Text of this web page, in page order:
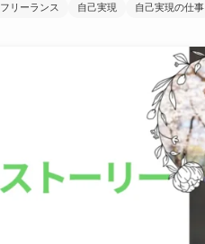
フリーランス 自己実現 自己実現の仕事